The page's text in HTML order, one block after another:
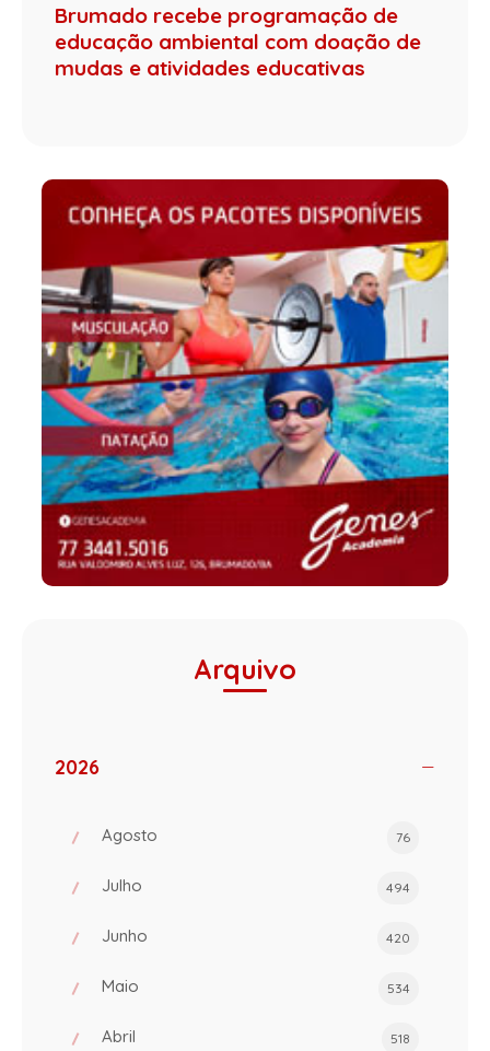
Brumado recebe programação de
educação ambiental com doação de
mudas e atividades educativas
Arquivo
2026
Agosto 76
Julho 494
Junho 420
Maio 534
Abril 518